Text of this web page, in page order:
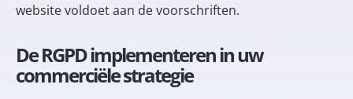
website voldoet aan de voorschriften.
De RGPD implementeren in uw
commerciële strategie